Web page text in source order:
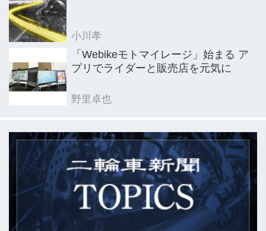
小川孝
「Webikeモトマイレージ」始まる ア
プリでライダーと販売店を元気に
野里卓也